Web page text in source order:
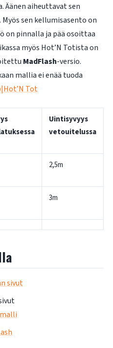
Äänen aiheuttavat sen
sen kellumisasento on
on pinnalla ja pää osoittaa
myös Hot’N Totista on
MadFlash-versio.
mallia ei enää tuoda
Tot
Uintisyvyys
vetouitelussa
2,5m
3m
sivut